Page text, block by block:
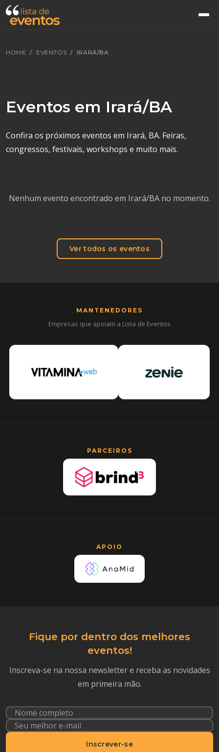
HOME EVENTOS IRARÁ/BA
Eventos em Irará/BA
Confira os próximos eventos em Irará, BA. Feiras,
congressos, festivais, workshops e muito mais.
Nenhum evento encontrado em Irará/BA no momento.
Ver todos os eventos
MANTENEDORES
Empresas que apoiam a Lista de Eventos
PARCEIROS
APOIO
Fique por dentro dos melhores
eventos!
Inscreva-se na nossa newsletter e receba as novidades
em primeira mão.
Inscrever-se